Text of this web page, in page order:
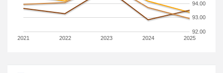
2021 2022 2023 2024 2025
92.00
93.00
94.00